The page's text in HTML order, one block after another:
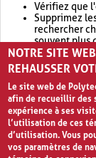
Vérifiez que
Supprimez
rechercher
souvent plus
Envisagez
retournera
NOTRE SITE
REHAUSSER
Le site web de
afin de recueillir des
expérience à ses
l’utilisation de ces
d’utilisation. Vous
vos paramètres de